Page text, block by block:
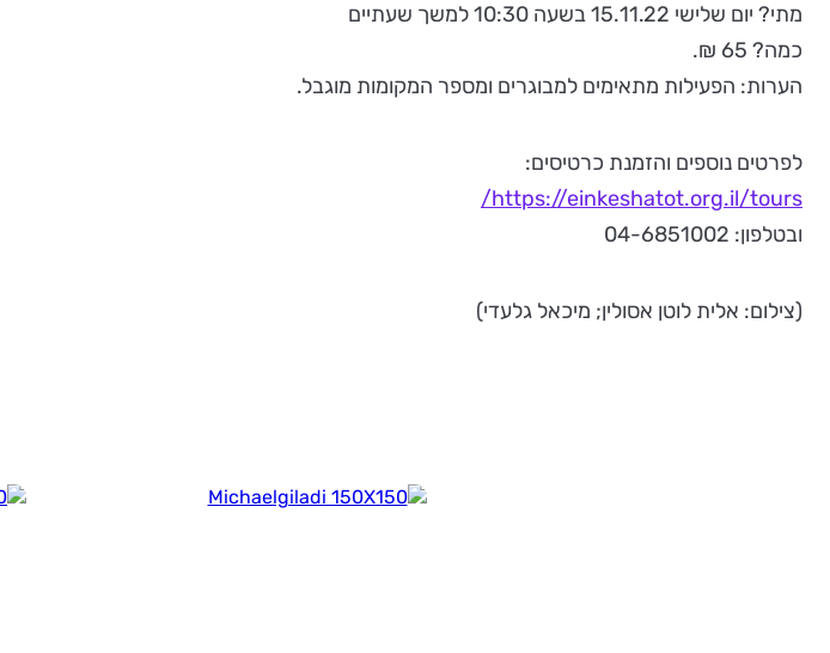
מתי? יום שלישי 15.11.22 בשעה 10:30 למשך שעתיים
כמה? 65 ₪.
הערות: הפעילות מתאימים למבוגרים ומספר המקומות מוגבל.
לפרטים נוספים והזמנת כרטיסים:
https://einkeshatot.org.il/tours/
ובטלפון: 04-6851002
(צילום: אלית לוטן אסולין; מיכאל גלעדי)